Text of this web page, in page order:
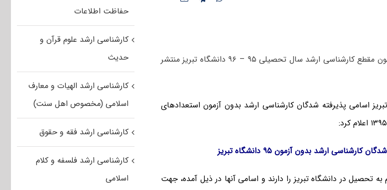
اسامی پذیرفته شدگان بدون آزمون مقطع کارشناسی ارشد سال تحصیلی ۹۵ – ۹۶ دانشگاه تبریز منتشر
اسامی پذیرفته شدگان کارشناسی ارشد بدون آزمون استعدادهای
ارشد بدون آزمون ۹۵ دانشگاه تبریز
تحصیل در دانشگاه تبریز را دارند و اسامی آنها در ذیل آمده، جهت
حفاظت اطلاعات
کارشناسی ارشد علوم قرآن و
حدیث
کارشناسی ارشد الهیات و معارف
اسلامی (مخصوص اهل سنت)
کارشناسی ارشد فقه و حقوق
کارشناسی ارشد فلسفه و کلام
اسلامی